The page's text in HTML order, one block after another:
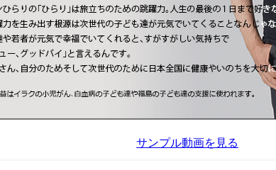
サンプル動画を見る